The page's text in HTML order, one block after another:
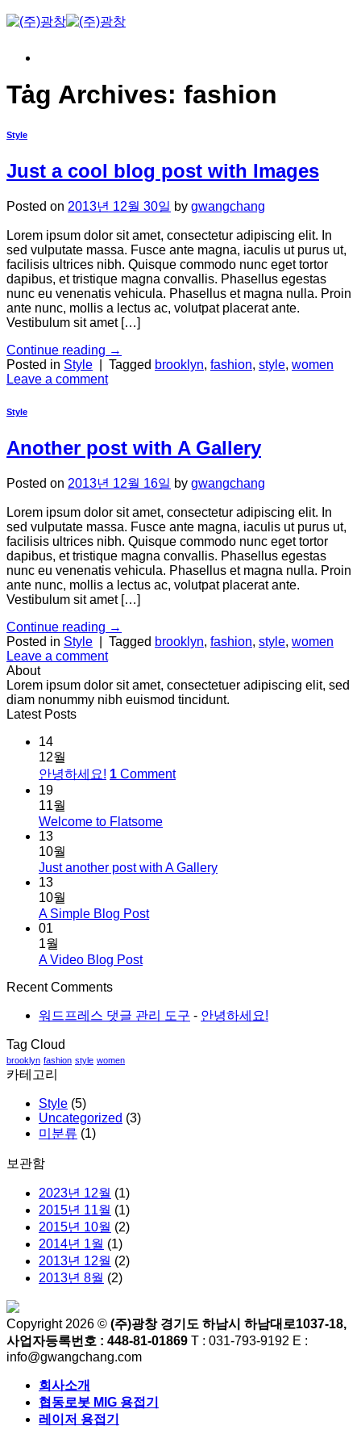
Skip
to
Tag Archives: fashion
Style
Just a cool blog post with Images
Posted on 2013년 12월 30일 by gwangchang
Lorem ipsum dolor sit amet, consectetur adipiscing elit. In
sed vulputate massa. Fusce ante magna, iaculis ut purus ut,
facilisis ultrices nibh. Quisque commodo nunc eget tortor
dapibus, et tristique magna convallis. Phasellus egestas
nunc eu venenatis vehicula. Phasellus et magna nulla. Proin
ante nunc, mollis a lectus ac, volutpat placerat ante.
Vestibulum sit amet […]
Continue reading →
Posted in Style Tagged brooklyn, fashion, style, women
Leave a comment
Style
Another post with A Gallery
Posted on 2013년 12월 16일 by gwangchang
Lorem ipsum dolor sit amet, consectetur adipiscing elit. In
sed vulputate massa. Fusce ante magna, iaculis ut purus ut,
facilisis ultrices nibh. Quisque commodo nunc eget tortor
dapibus, et tristique magna convallis. Phasellus egestas
nunc eu venenatis vehicula. Phasellus et magna nulla. Proin
ante nunc, mollis a lectus ac, volutpat placerat ante.
Vestibulum sit amet […]
Continue reading →
Posted in Style Tagged brooklyn, fashion, style, women
Leave a comment
About
Lorem ipsum dolor sit amet, consectetuer adipiscing elit, sed
diam nonummy nibh euismod tincidunt.
Latest Posts
14
12월
안녕하세요! 1 Comment
19
11월
Welcome to Flatsome
13
10월
Just another post with A Gallery
13
10월
A Simple Blog Post
01
1월
A Video Blog Post
Recent Comments
워드프레스 댓글 관리 도구 - 안녕하세요!
Tag Cloud
brooklyn fashion style women
카테고리
Style (5)
Uncategorized (3)
미분류 (1)
보관함
2023년 12월 (1)
2015년 11월 (1)
2015년 10월 (2)
2014년 1월 (1)
2013년 12월 (2)
2013년 8월 (2)
Copyright 2026 © (주)광창 경기도 하남시 하남대로1037-18,
사업자등록번호 : 448-81-01869 T : 031-793-9192 E :
info@gwangchang.com
회사소개
협동로봇 MIG 용접기
레이저 용접기